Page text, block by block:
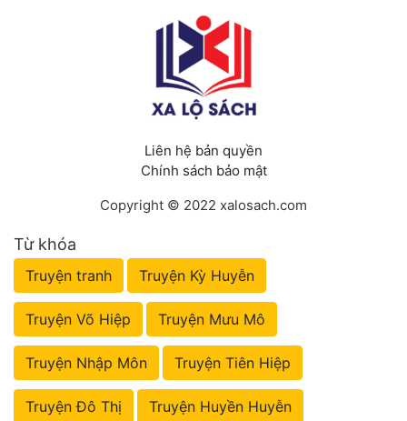
Xuyên Không
Xuyên Nhanh
Xuyên Sách
Xuyên Thư
Điền Văn
Liên hệ bản quyền
Chính sách bảo mật
Copyright © 2022 xalosach.com
Từ khóa
Truyện tranh Truyện Kỳ Huyễn
Truyện Võ Hiệp Truyện Mưu Mô
Truyện Nhập Môn Truyện Tiên Hiệp
Truyện Đô Thị Truyện Huyền Huyễn